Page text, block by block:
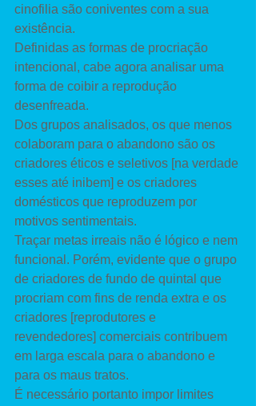
cinofilia são coniventes com a sua
existência.
Definidas as formas de procriação
intencional, cabe agora analisar uma
forma de coibir a reprodução
desenfreada.
Dos grupos analisados, os que menos
colaboram para o abandono são os
criadores éticos e seletivos [na verdade
esses até inibem] e os criadores
domésticos que reproduzem por
motivos sentimentais.
Traçar metas irreais não é lógico e nem
funcional. Porém, evidente que o grupo
de criadores de fundo de quintal que
procriam com fins de renda extra e os
criadores [reprodutores e
revendedores] comerciais contribuem
em larga escala para o abandono e
para os maus tratos.
É necessário portanto impor limites